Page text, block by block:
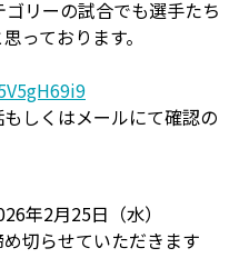
リーの試合でも選手たち
っております。
しくはメールにて確認の
年2月25日（水）
切らせていただきます